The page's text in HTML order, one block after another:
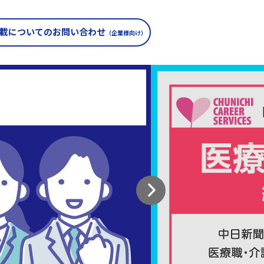
についてのお問い合わせ （企業様向け）